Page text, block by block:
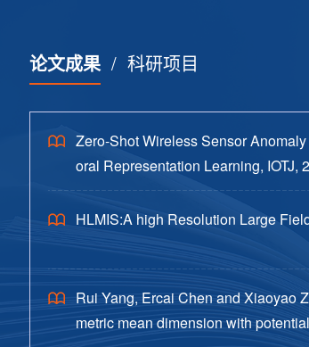
论文成果/ 科研项目
Zero-Shot Wireless Sensor
oral Representation Learning, IOTJ,
HLMIS:A high Resolution Large
Rui Yang, Ercai Chen and Xiaoyao
metric mean dimension with